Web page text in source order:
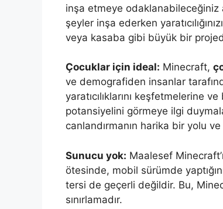
inşa etmeye odaklanabileceğiniz
şeyler inşa ederken
veya kasaba gibi büyük bir
Çocuklar için ideal: Minecraft,
ve demografiden insanlar
yaratıcılıklarını keşfetmelerine
potansiyelini görmeye ilgi
canlandırmanın harika bir yolu
Sunucu yok: Maalesef
ötesinde, mobil sürümde
tersi de geçerli değildir. Bu,
sınırlamadır.